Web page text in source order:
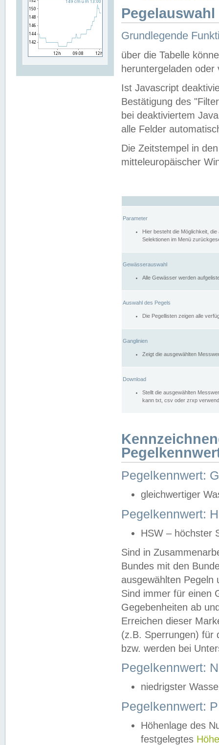
Grundlegende
über die Tabelle
heruntergeladen oder
Ist Javascript
Bestätigung des
bei deaktiviertem
alle Felder
Die Zeitstempel in
mitteleuropäischer
Parameter
Hier besteht die Möglichkeit,
Selektionen im Menü
Gewässerauswahl
Alle Gewässer werden
Auswahl des Pegels
Die Pegellisten zeigen alle
Ganglinien
Zeigt die ausgewählten
Download
Stellt die ausgewählten
kann txt, csv oder zrxp
Pegelkennwert:
gleichwertiger
Pegelkennwert:
HSW – höchster
Sind in
Bundes mit den
ausgewählten
Sind immer für einen
Gegebenheiten ab
Erreichen dieser
(z.B. Sperrungen) für
bzw. werden bei
Pegelkennwert:
niedrigster
Pegelkennwert:
Höhenlage des
festgelegtes